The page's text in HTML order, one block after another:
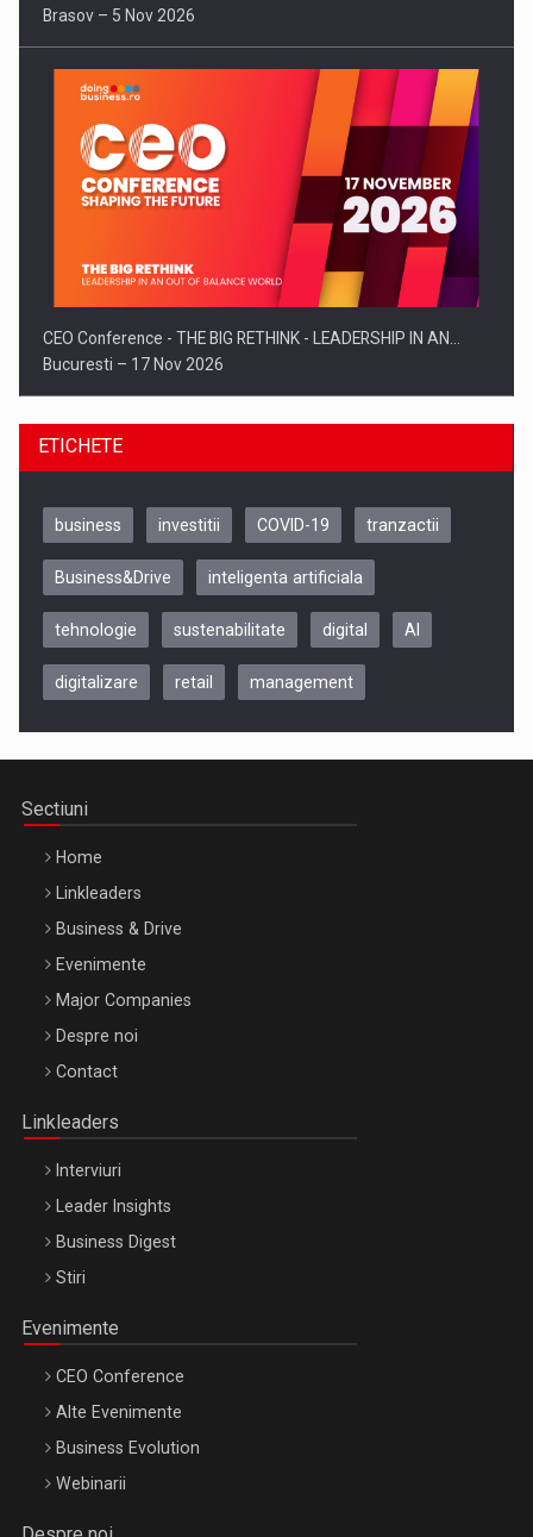
Brasov – 5 Nov 2026
CEO Conference - THE BIG RETHINK - LEADERSHIP IN AN…
Bucuresti – 17 Nov 2026
Be Inspired. Make it Happen!, CLUJ, 9 Decembrie
Be Inspired. Make it Happen!, ARTEMIS LETO, ORADEA, 8
Octombrie
ETICHETE
business investitii COVID-19 tranzactii
Business&Drive inteligenta artificiala
tehnologie sustenabilitate digital AI
digitalizare retail management
Sectiuni
Home
Linkleaders
Business & Drive
Evenimente
Major Companies
Despre noi
Contact
Linkleaders
Interviuri
Leader Insights
Business Digest
Stiri
Evenimente
CEO Conference
Alte Evenimente
Business Evolution
Webinarii